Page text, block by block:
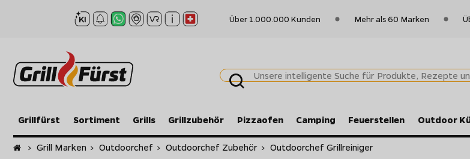
Über 1.000.000 Kunden Mehr als 60 Marken
Grillfürst Sortiment Grills Grillzubehör Pizzaofen Camping Feuerstellen Outdoor
Startseite
> Grill Marken > Outdoorchef > Outdoorchef Zubehör > Outdoorchef Grillreiniger